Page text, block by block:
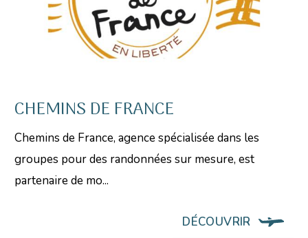
CHEMINS DE FRANCE
Chemins de France, agence spécialisée dans les
groupes pour des randonnées sur mesure, est
partenaire de mo...
DÉCOUVRIR